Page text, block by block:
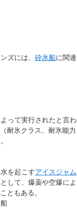
ズには、 砕氷船に関
って実行されたと言
（耐氷クラス、耐氷能
を起こすアイスジャム
して、爆薬や空爆によ
ともある。